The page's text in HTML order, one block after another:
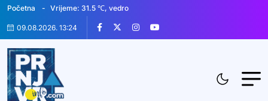
Početna Vrijeme: 31.5 ℃, vedro
09.08.2026. 13:24